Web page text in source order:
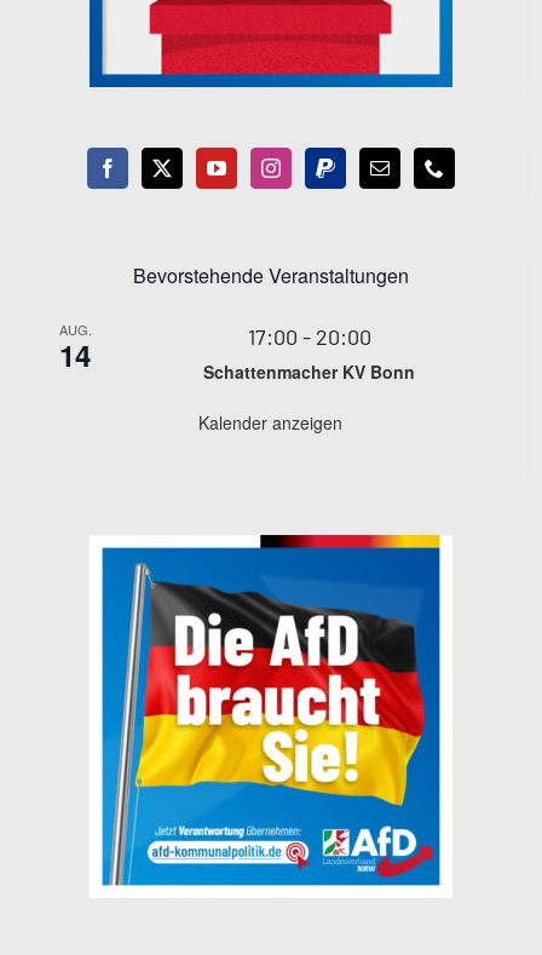
Bevorstehende Veranstaltungen
AUG.
14 17:00 - 20:00
Schattenmacher KV Bonn
Kalender anzeigen